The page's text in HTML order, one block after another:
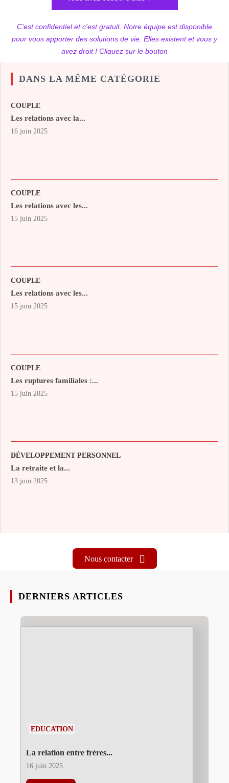
C'est confidentiel et c'est gratuit. Notre équipe est disponible
pour vous apporter des solutions de vie. Elles existent et vous y
avez droit ! Cliquez sur le bouton
DANS LA MÊME CATÉGORIE
COUPLE
Les relations avec la...
16 juin 2025
COUPLE
Les relations avec les...
15 juin 2025
COUPLE
Les relations avec les...
15 juin 2025
COUPLE
Les ruptures familiales :...
15 juin 2025
DÉVELOPPEMENT PERSONNEL
La retraite et la...
13 juin 2025
Nous contacter
DERNIERS ARTICLES
EDUCATION
La relation entre frères...
16 juin 2025